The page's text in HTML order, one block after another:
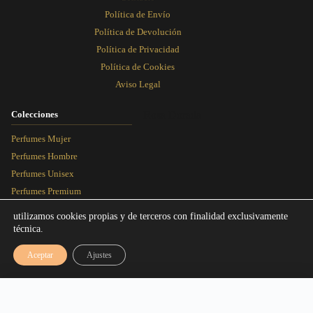
Política de Envío
Política de Devolución
Política de Privacidad
Política de Cookies
Aviso Legal
Colecciones
Perfumes Mujer
Perfumes Hombre
Perfumes Unisex
Perfumes Premium
Artículos
Equivalencias
utilizamos cookies propias y de terceros con finalidad exclusivamente
técnica.
Aceptar Ajustes